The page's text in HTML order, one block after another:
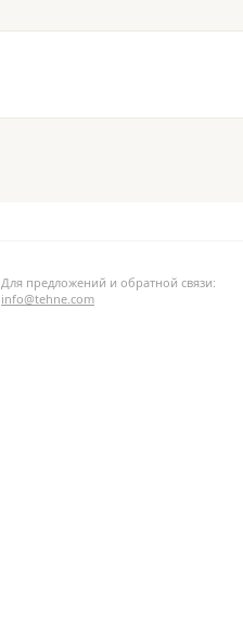
Для предложений и обратной связи:
info@tehne.com